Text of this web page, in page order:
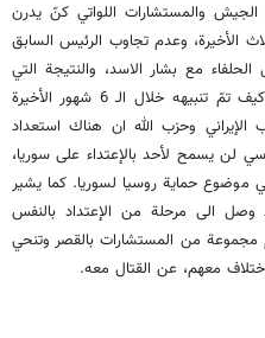
والمستشارات اللواتي كنّ يدرن
الأخيرة، وعدم تجاوب الرئيس السابق
مع بشار الاسد، والنتيجة التي
وصل إليها الوضع نتيجة هذا التهاون، وكيف تمّ تنبيهه خلال الـ 6 شهور الأخيرة
الإيراني وحزب الله ان هناك استعداد
لن يسمح لأحد بالإعتداء على سوريا،
موضوع حماية روسيا لسوريا. كما يشير
وصل الى مرحلة من الإعتداد بالنفس
من المستشارات بالقصر وتنحي
معهم، عن القتال معه.